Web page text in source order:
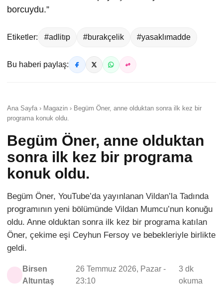
borcuydu.”
Etiketler: #adlitıp #burakçelik #yasaklımadde
Bu haberi paylaş:
Ana Sayfa › Magazin › Begüm Öner, anne olduktan sonra ilk kez bir
programa konuk oldu.
Begüm Öner, anne olduktan
sonra ilk kez bir programa
konuk oldu.
Begüm Öner, YouTube’da yayınlanan Vildan’la Tadında
programının yeni bölümünde Vildan Mumcu’nun konuğu
oldu. Anne olduktan sonra ilk kez bir programa katılan
Öner, çekime eşi Ceyhun Fersoy ve bebekleriyle birlikte
geldi.
Birsen
Altuntaş
26 Temmuz 2026, Pazar -
23:10
3 dk
okuma